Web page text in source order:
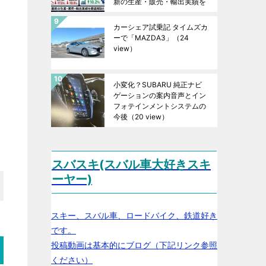
カーシェア試乗記 タイムズカ
ーで「MAZDA3」
（24
view）
小変化？SUBARU 純正ナビ
ゲーションの案内音声とイン
フォテインメントシステムの
今後 （20 view）
スバスキ(スバル車大好きスキ
ーヤー)
スキー、スバル車、ロードバイク、鉄道好き
です。
投稿動画は基本的にブログ（下記リンク参照
ください）